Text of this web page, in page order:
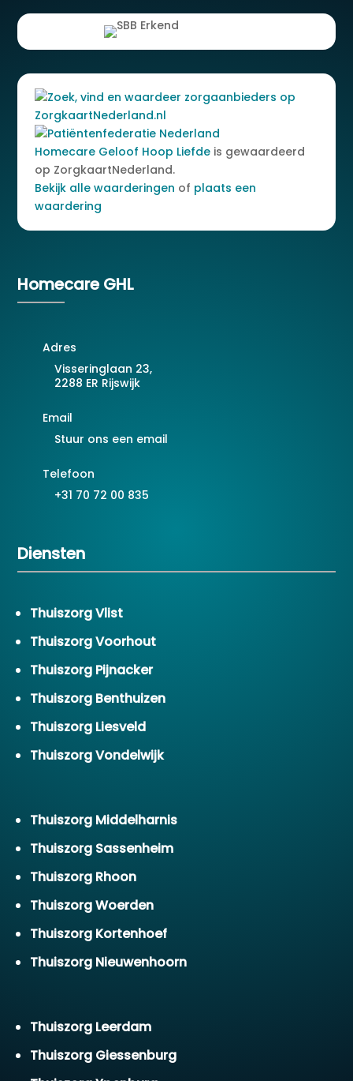
Homecare Geloof Hoop Liefde is gewaardeerd
op ZorgkaartNederland.
Bekijk alle waarderingen of plaats een
waardering
Homecare GHL
Adres
Visseringlaan 23,
2288 ER Rijswijk
Email
Stuur ons een email
Telefoon
+31 70 72 00 835
Diensten
Thuiszorg Vlist
Thuiszorg Voorhout
Thuiszorg Pijnacker
Thuiszorg Benthuizen
Thuiszorg Liesveld
Thuiszorg Vondelwijk
Thuiszorg Middelharnis
Thuiszorg Sassenheim
Thuiszorg Rhoon
Thuiszorg Woerden
Thuiszorg Kortenhoef
Thuiszorg Nieuwenhoorn
Thuiszorg Leerdam
Thuiszorg Giessenburg